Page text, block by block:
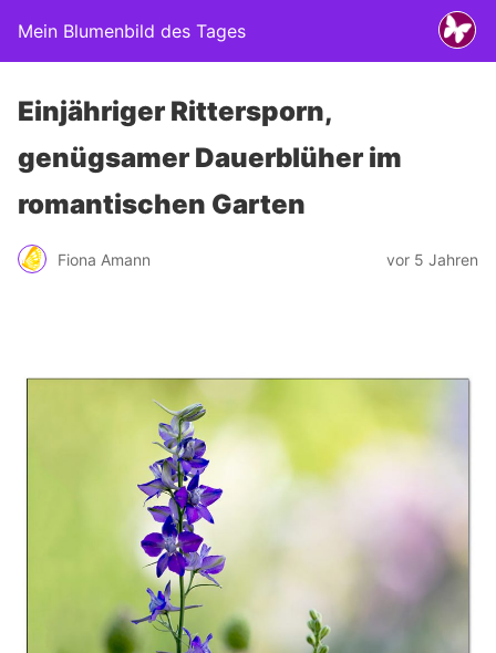
Mein Blumenbild des Tages
Einjähriger Rittersporn,
genügsamer Dauerblüher im
romantischen Garten
Fiona Amann vor 5 Jahren